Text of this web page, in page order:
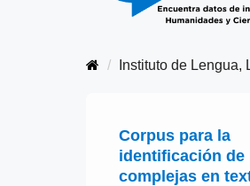
Instituto de Lengua,
Corpus para la
identificación de
complejas en